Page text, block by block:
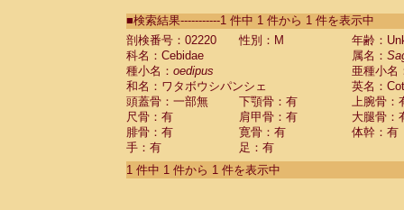
CebidaeSaguinus labiatus(0)
Cebidae Saguinus leucopus (0)
Cebidae
Cebidae
CebidaeSaguinus nigricollis (0)
Cebidae Saguinus oedipus
Cebidae Saguinus weddelli
Cebidae Saguinusspp.
Cebidae Aotus trivirgatus
Cebidae Cebus albifrons
■検索結果-----------1 件中 1 件から 1 件を表示中
剖検番号：02220
性別：M
年齢：
科名：Cebidae
属名：
種小名： oedipus
亜種小名
和名：ワタボウシパンシェ
英名：
頭蓋骨：一部無
下顎骨：有
上腕骨：
尺骨：有
肩甲骨：有
大腿骨：
腓骨：有
寛骨：有
体幹：有
手：有
足：有
1 件中 1 件から 1 件を表示中